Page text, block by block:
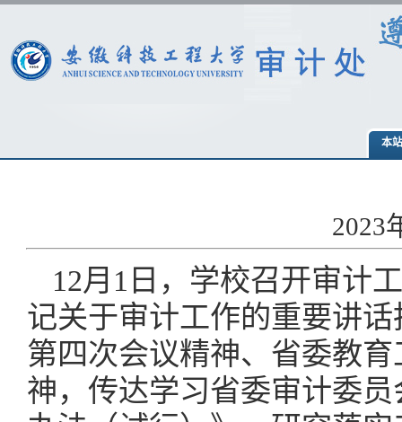
本
2023
12月1日，学校召开审计
记关于审计工作的重要讲
第四次会议精神、省委教
神，传达学习省委审计委